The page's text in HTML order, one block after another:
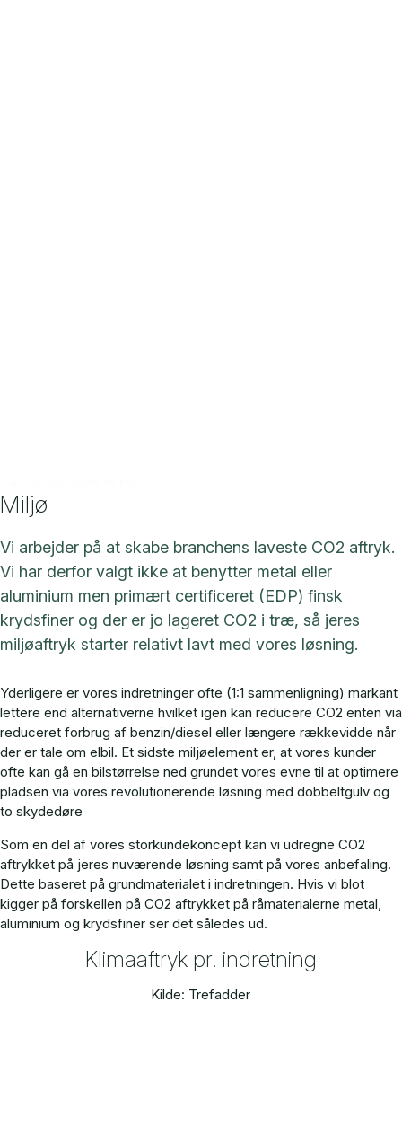
Miljø
Vi arbejder på at skabe branchens laveste CO2 aftryk.
Vi har derfor valgt ikke at benytter metal eller
aluminium men primært certificeret (EDP) finsk
krydsfiner og der er jo lageret CO2 i træ, så jeres
miljøaftryk starter relativt lavt med vores løsning.
Yderligere er vores indretninger ofte (1:1 sammenligning) markant
lettere end alternativerne hvilket igen kan reducere CO2 enten via
reduceret forbrug af benzin/diesel eller længere rækkevidde når
der er tale om elbil. Et sidste miljøelement er, at vores kunder
ofte kan gå en bilstørrelse ned grundet vores evne til at optimere
pladsen via vores revolutionerende løsning med dobbeltgulv og
to skydedøre
Som en del af vores storkundekoncept kan vi udregne CO2
aftrykket på jeres nuværende løsning samt på vores anbefaling.
Dette baseret på grundmaterialet i indretningen. Hvis vi blot
kigger på forskellen på CO2 aftrykket på råmaterialerne metal,
aluminium og krydsfiner ser det således ud.
Klimaaftryk pr. indretning
Kilde: Trefadder